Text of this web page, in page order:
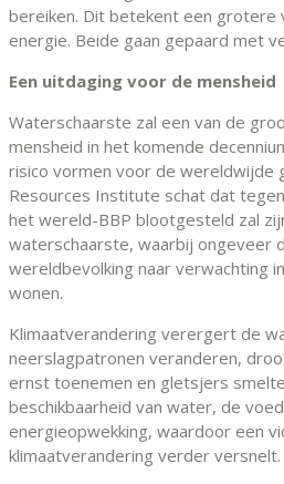
bereiken. Dit betekent een grotere
energie. Beide gaan gepaard met
Een uitdaging voor de mensheid
Waterschaarste zal een van de
mensheid in het komende
risico vormen voor de wereldwijde
Resources Institute schat dat
het wereld-BBP blootgesteld zal
waterschaarste, waarbij ongeveer
wereldbevolking naar verwachting
wonen.
Klimaatverandering verergert de
neerslagpatronen veranderen,
ernst toenemen en gletsjers
beschikbaarheid van water, de
energieopwekking, waardoor een
klimaatverandering verder versnelt.